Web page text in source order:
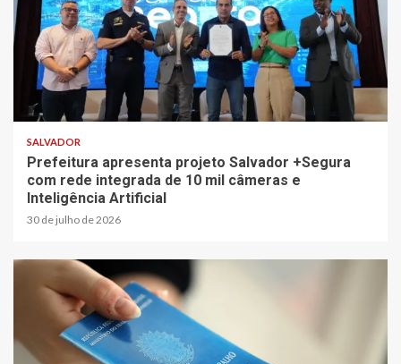
SALVADOR
Prefeitura apresenta projeto Salvador +Segura
com rede integrada de 10 mil câmeras e
Inteligência Artificial
30 de julho de 2026